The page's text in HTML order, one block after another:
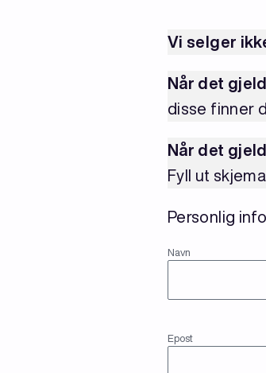
Vi selger
Når det
disse finner
Når det
Fyll ut
Personlig
Navn
Navn
Epost
Epost